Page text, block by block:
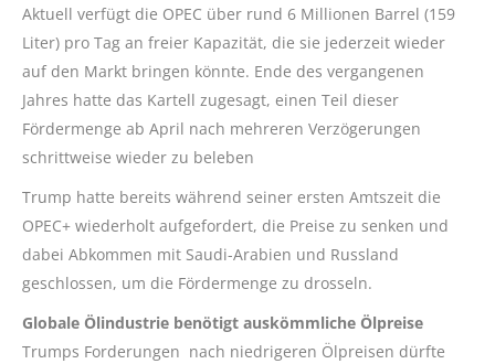
Aktuell verfügt die OPEC über rund 6 Millionen Barrel (159
Liter) pro Tag an freier Kapazität, die sie jederzeit wieder
auf den Markt bringen könnte. Ende des vergangenen
Jahres hatte das Kartell zugesagt, einen Teil dieser
Fördermenge ab April nach mehreren Verzögerungen
schrittweise wieder zu beleben
Trump hatte bereits während seiner ersten Amtszeit die
OPEC+ wiederholt aufgefordert, die Preise zu senken und
dabei Abkommen mit Saudi-Arabien und Russland
geschlossen, um die Fördermenge zu drosseln.
Globale Ölindustrie benötigt auskömmliche Ölpreise
Trumps Forderungen nach niedrigeren Ölpreisen dürfte